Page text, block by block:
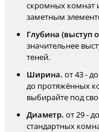
скромных комнат
заметным
Глубина (выступ
значительнее
теней.
Ширина. от 43 -
до протяжённых
выбирайте под
Диаметр. от 29 -
стандартных